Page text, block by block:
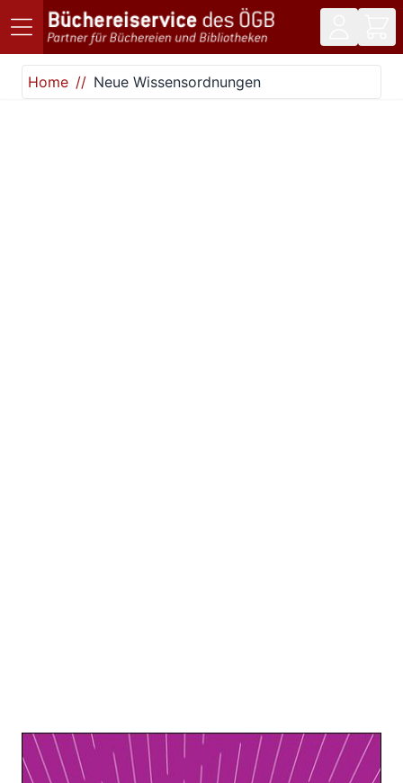
Direkt zum Inhalt
Home
Neue Wissensordnungen
Neue Wissensordnungen